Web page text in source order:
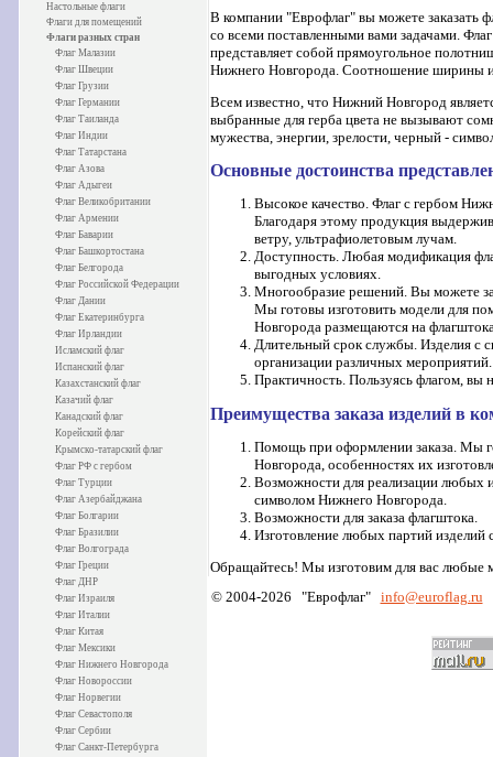
Настольные флаги
Флаги для помещений
Флаги разных стран
Флаг Малазии
Флаг Швеции
Флаг Грузии
Флаг Германии
Флаг Таиланда
Флаг Индии
Флаг Татарстана
Флаг Азова
Флаг Адыгеи
Флаг Великобритании
Флаг Армении
Флаг Баварии
Флаг Башкортостана
Флаг Белгорода
Флаг Российской Федерации
Флаг Дании
Флаг Екатеринбурга
Флаг Ирландии
Исламский флаг
Испанский флаг
Казахстанский флаг
Казачий флаг
Канадский флаг
Корейский флаг
Крымско-татарский флаг
Флаг РФ с гербом
Флаг Турции
Флаг Азербайджана
Флаг Болгарии
Флаг Бразилии
Флаг Волгограда
Флаг Греции
Флаг ДНР
Флаг Израиля
Флаг Италии
Флаг Китая
Флаг Мексики
Флаг Нижнего Новгорода
Флаг Новороссии
Флаг Норвегии
Флаг Севастополя
Флаг Сербии
Флаг Санкт-Петербурга
В компании "Еврофлаг" вы можете заказать
со всеми поставленными вами задачами.
представляет собой прямоугольное
Нижнего Новгорода. Соотношение ширины
Всем известно, что Нижний Новгород
выбранные для герба цвета не вызывают
мужества, энергии, зрелости, черный -
Основные достоинства
Высокое качество. Флаг с гербом
Благодаря этому продукция
ветру, ультрафиолетовым лучам.
Доступность. Любая модификация
выгодных условиях.
Многообразие решений. Вы можете
Мы готовы изготовить модели для
Новгорода размещаются на
Длительный срок службы. Изделия с
организации различных мероприятий.
Практичность. Пользуясь флагом, вы
Преимущества заказа изделий в
Помощь при оформлении заказа. Мы
Новгорода, особенностях их
Возможности для реализации любых
символом Нижнего Новгорода.
Возможности для заказа флагштока.
Изготовление любых партий
Обращайтесь! Мы изготовим для вас любые
© 2004-2026 "Еврофлаг" info@euroflag.ru